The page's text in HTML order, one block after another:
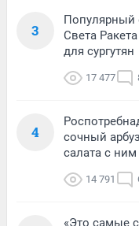
3
Популярный
Света
для сургутян
17 477
4
сочный
салата с ним
14 791
«Это самые